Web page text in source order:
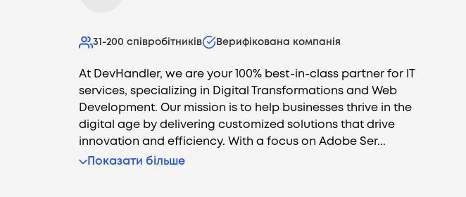
31-200 співробітників Верифікована компанія
At DevHandler, we are your 100% best-in-class partner for IT
services, specializing in Digital Transformations and Web
Development. Our mission is to help businesses thrive in the
digital age by delivering customized solutions that drive
innovation and efficiency. With a focus on Adobe Ser...
Показати більше